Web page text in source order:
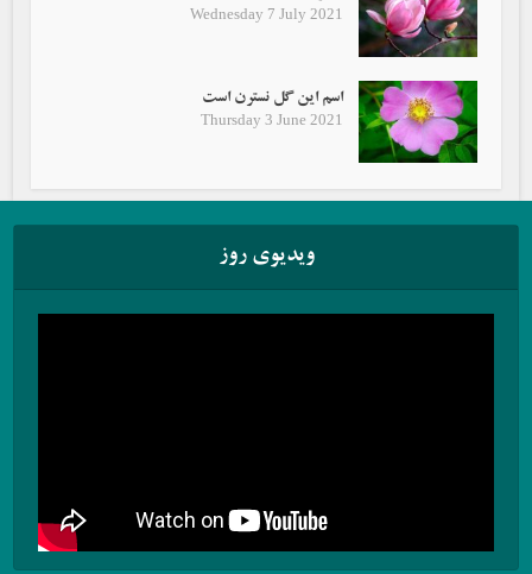
Wednesday 7 July 2021
اسم این گل نسترن است
Thursday 3 June 2021
ویدیوی روز